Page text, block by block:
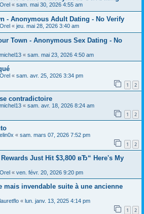
Orel « sam. mai 30, 2026 4:55 am
- Anonymous Adult Dating - No Verify
Orel « jeu. mai 28, 2026 3:40 am
Town - Anonymous Sex Dating - No
michel13 « sam. mai 23, 2026 4:50 am
Orel « sam. avr. 25, 2026 3:34 pm
1 2
contradictoire
michel13 « sam. avr. 18, 2026 8:24 am
1 2
elin0x « sam. mars 07, 2026 7:52 pm
1 2
Just Hit $3,800 вЂ“ Here's My
Orel « ven. févr. 20, 2026 9:20 pm
mais invendable suite à une ancienne
lauretflo « lun. janv. 13, 2025 4:14 pm
1 2